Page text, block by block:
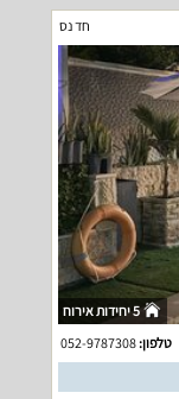
חד נס
5 יחידות אירוח
טלפון:052-9787308